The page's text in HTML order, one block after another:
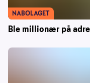
Ble millionær på
NABOLAGET